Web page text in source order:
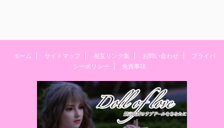
ホーム サイトマップ 相互リンク集 お問い合わせ
プライバ
シーポリシー
免責事項